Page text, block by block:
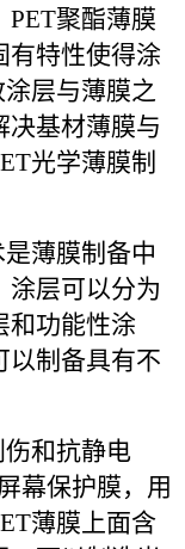
聚酯薄膜
有特性使得涂
层与薄膜之
决基材薄膜与
光学薄膜制
薄膜制备中
涂层可以分为
和功能性涂
以制备具有不
和抗静电
幕保护膜，用
薄膜上面含